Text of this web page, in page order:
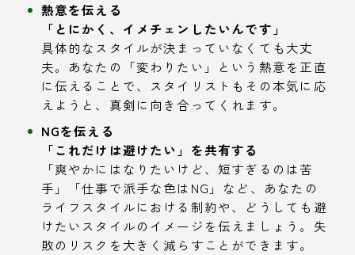
熱意を伝える
「とにかく、イメチェンしたいんです」
具体的なスタイルが決まっていなくても大丈
夫。あなたの「変わりたい」という熱意を正直
に伝えることで、スタイリストもその本気に応
えようと、真剣に向き合ってくれます。
NGを伝える
「これだけは避けたい」を共有する
「爽やかにはなりたいけど、短すぎるのは苦
手」「仕事で派手な色はNG」など、あなたの
ライフスタイルにおける制約や、どうしても避
けたいスタイルのイメージを伝えましょう。失
敗のリスクを大きく減らすことができます。